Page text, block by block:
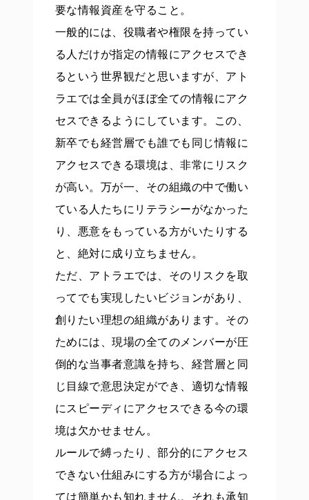
要な情報資産を守ること。
一般的には、役職者や権限を持ってい
る人だけが指定の情報にアクセスでき
るという世界観だと思いますが、アト
ラエでは全員がほぼ全ての情報にアク
セスできるようにしています。この、
新卒でも経営層でも誰でも同じ情報に
アクセスできる環境は、非常にリスク
が高い。万が一、その組織の中で働い
ている人たちにリテラシーがなかった
り、悪意をもっている方がいたりする
と、絶対に成り立ちません。
ただ、アトラエでは、そのリスクを取
ってでも実現したいビジョンがあり、
創りたい理想の組織があります。その
ためには、現場の全てのメンバーが圧
倒的な当事者意識を持ち、経営層と同
じ目線で意思決定ができ、適切な情報
にスピーディにアクセスできる今の環
境は欠かせません。
ルールで縛ったり、部分的にアクセス
できない仕組みにする方が場合によっ
ては簡単かも知れません。それも承知